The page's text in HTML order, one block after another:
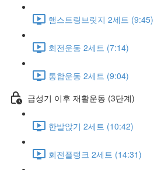
햄스트링브릿지 2세트 (9:45)
회전운동 2세트 (7:14)
통합운동 2세트 (9:04)
급성기 이후 재활운동 (3단계)
한발앉기 2세트 (10:42)
회전플랭크 2세트 (14:31)